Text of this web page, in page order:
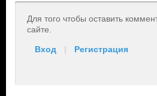
Для того чтобы оставить
сайте.
Вход | Регистрация